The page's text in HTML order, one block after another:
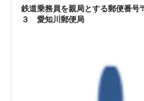
には脇には小さな地蔵が並んでいる。
鉄道乗務員を親局とする郵便番号
３ 愛知川郵便局